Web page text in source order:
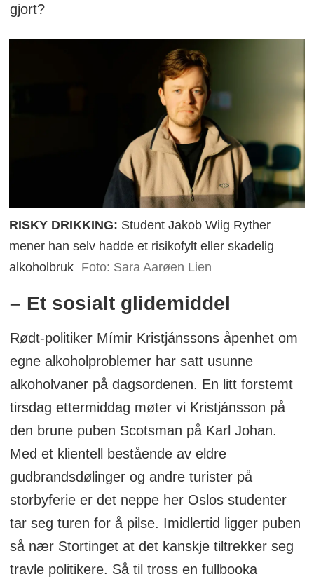
gjort?
RISKY DRIKKING: Student Jakob Wiig Ryther
mener han selv hadde et risikofylt eller skadelig
alkoholbruk Foto: Sara Aarøen Lien
– Et sosialt glidemiddel
Rødt-politiker Mímir Kristjánssons åpenhet om
egne alkoholproblemer har satt usunne
alkoholvaner på dagsordenen. En litt forstemt
tirsdag ettermiddag møter vi Kristjánsson på
den brune puben Scotsman på Karl Johan.
Med et klientell bestående av eldre
gudbrandsdølinger og andre turister på
storbyferie er det neppe her Oslos studenter
tar seg turen for å pilse. Imidlertid ligger puben
så nær Stortinget at det kanskje tiltrekker seg
travle politikere. Så til tross en fullbooka